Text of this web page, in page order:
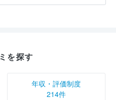
を探す
年収・評価制度
214件